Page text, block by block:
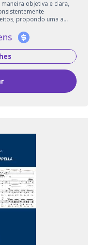
objetiva e clara,
propondo uma a...